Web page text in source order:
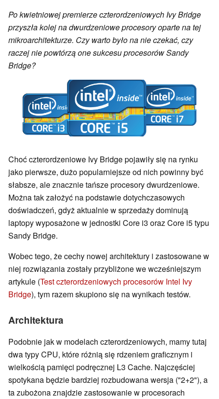
Po kwietniowej premierze czterordzeniowych Ivy Bridge
przyszła kolej na dwurdzeniowe procesory oparte na tej
mikroarchitekturze. Czy warto było na nie czekać, czy
raczej nie powtórzą one sukcesu procesorów Sandy
Bridge?
Choć czterordzeniowe Ivy Bridge pojawiły się na rynku
jako pierwsze, dużo popularniejsze od nich powinny być
słabsze, ale znacznie tańsze procesory dwurdzeniowe.
Można tak założyć na podstawie dotychczasowych
doświadczeń, gdyż aktualnie w sprzedaży dominują
laptopy wyposażone w jednostki Core i3 oraz Core i5 typu
Sandy Bridge.
Wobec tego, że cechy nowej architektury i zastosowane w
niej rozwiązania zostały przybliżone we wcześniejszym
artykule (Test czterordzeniowych procesorów Intel Ivy
Bridge), tym razem skupiono się na wynikach testów.
Architektura
Podobnie jak w modelach czterordzeniowych, mamy tutaj
dwa typy CPU, które różnią się rdzeniem graficznym i
wielkością pamięci podręcznej L3 Cache. Najczęściej
spotykana będzie bardziej rozbudowana wersja ("2+2"), a
ta zubożona znajdzie zastosowanie w procesorach